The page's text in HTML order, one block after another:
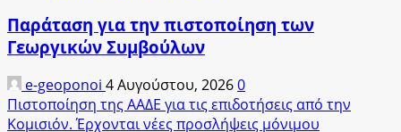
Παράταση για την πιστοποίηση των
Γεωργικών Συμβούλων
e-geoponoi 4 Αυγούστου, 20260
Πιστοποίηση της ΑΑΔΕ για τις επιδοτήσεις από την
Κομισιόν. Έρχονται νέες προσλήψεις μόνιμου